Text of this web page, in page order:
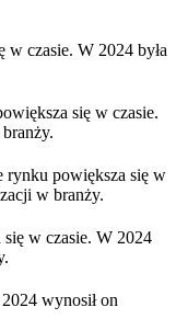
w czasie. W 2024 była
się w czasie.
rynku powiększa się w
w branży.
w czasie. W 2024
wynosił on